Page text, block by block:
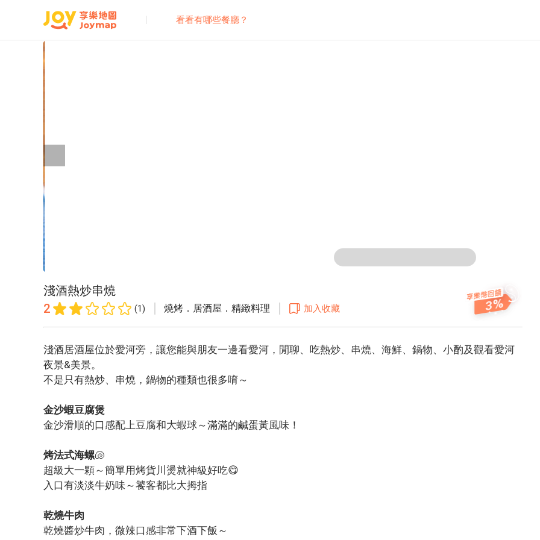
看看有哪些餐廳？
淺酒熱炒串燒
2
(1) 燒烤．居酒屋．精緻料理 加入收藏 3
淺酒居酒屋位於愛河旁，讓您能與朋友一邊看愛河，閒聊、吃熱炒、串燒、海鮮、鍋物、小酌及觀看愛河
夜景&美景。
不是只有熱炒、串燒，鍋物的種類也很多唷～
金沙蝦豆腐煲
金沙滑順的口感配上豆腐和大蝦球～滿滿的鹹蛋黃風味！
烤法式海螺🐚
超級大一顆～簡單用烤貨川燙就神級好吃😋
入口有淡淡牛奶味～饕客都比大拇指
乾燒牛肉
乾燒醬炒牛肉，微辣口感非常下酒下飯～